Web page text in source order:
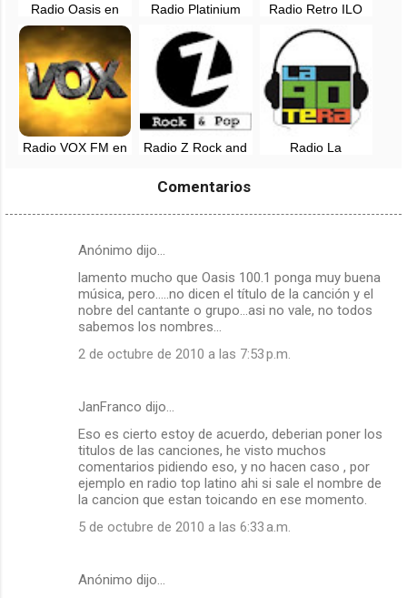
Radio Oasis en
vivo - 100.1 FM -
Lima, Perú
Radio Platinium
vivo - Tarapoto,
San Martin
Radio Retro ILO
Radio VOX FM en
Radio Z Rock and
Radio La
Comentarios
Anónimo dijo…
lamento mucho que Oasis 100.1 ponga muy buena
música, pero.....no dicen el título de la canción y el
nobre del cantante o grupo...asi no vale, no todos
sabemos los nombres...
2 de octubre de 2010 a las 7:53 p.m.
JanFranco dijo…
Eso es cierto estoy de acuerdo, deberian poner los
titulos de las canciones, he visto muchos
comentarios pidiendo eso, y no hacen caso , por
ejemplo en radio top latino ahi si sale el nombre de
la cancion que estan toicando en ese momento.
5 de octubre de 2010 a las 6:33 a.m.
Anónimo dijo…